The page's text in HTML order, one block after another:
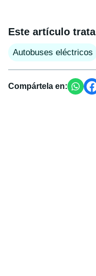
Este artículo
Autobuses eléctricos
Compártela en: